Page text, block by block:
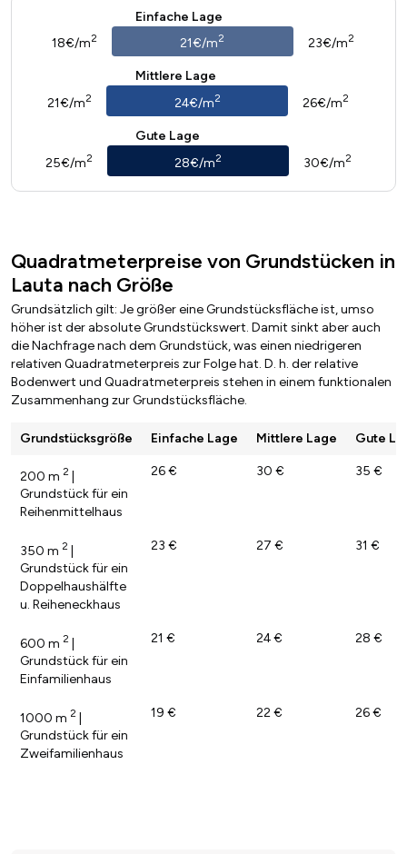
Einfache Lage
18€/m2 21€/m2 23€/m2
Mittlere Lage
21€/m2 24€/m2 26€/m2
Gute Lage
25€/m2 28€/m2 30€/m2
Quadratmeterpreise von Grundstücken in
Lauta nach Größe
Grundsätzlich gilt: Je größer eine Grundstücksfläche ist, umso
höher ist der absolute Grundstückswert. Damit sinkt aber auch
die Nachfrage nach dem Grundstück, was einen niedrigeren
relativen Quadratmeterpreis zur Folge hat. D. h. der relative
Bodenwert und Quadratmeterpreis stehen in einem funktionalen
Zusammenhang zur Grundstücksfläche.
Grundstücksgröße Einfache Lage Mittlere Lage Gute
200 m 2 |
Grundstück für ein
Reihenmittelhaus
26 € 30 € 35 €
350 m 2 |
Grundstück für ein
Doppelhaushälfte
u. Reiheneckhaus
23 € 27 € 31 €
600 m 2 |
Grundstück für ein
Einfamilienhaus
21 € 24 € 28 €
1000 m 2 |
Grundstück für ein
Zweifamilienhaus
19 € 22 € 26 €